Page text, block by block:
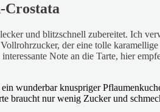
Crostata
und blitzschnell zubereitet. Ich
der eine tolle
Note an die Tarte, hier